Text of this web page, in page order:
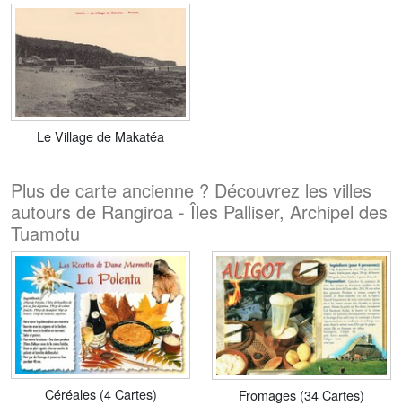
Le Village de Makatéa
Plus de carte ancienne ? Découvrez les villes
autours de Rangiroa - Îles Palliser, Archipel des
Tuamotu
Céréales (4 Cartes) Fromages (34 Cartes)